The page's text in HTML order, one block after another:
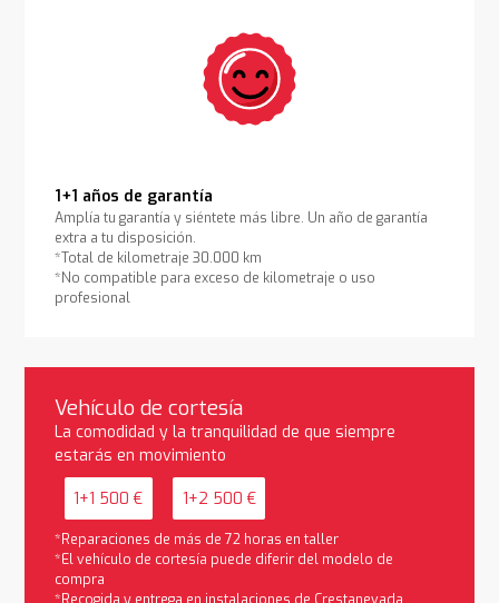
1+1 años de garantía
Amplía tu garantía y siéntete más libre. Un año de garantía
extra a tu disposición.
*Total de kilometraje 30.000 km
*No compatible para exceso de kilometraje o uso
profesional
Vehículo de cortesía
La comodidad y la tranquilidad de que siempre
estarás en movimiento
1+1 500 € 1+2 500 €
*Reparaciones de más de 72 horas en taller
*El vehículo de cortesía puede diferir del modelo de
compra